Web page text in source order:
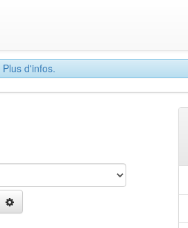
Plus d'infos.